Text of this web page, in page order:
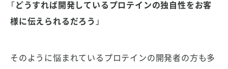
「 どうすれば開発しているプロテインの独自性をお客
様に伝えられるだろう 」
そのように悩まれているプロテインの開発者の方も多